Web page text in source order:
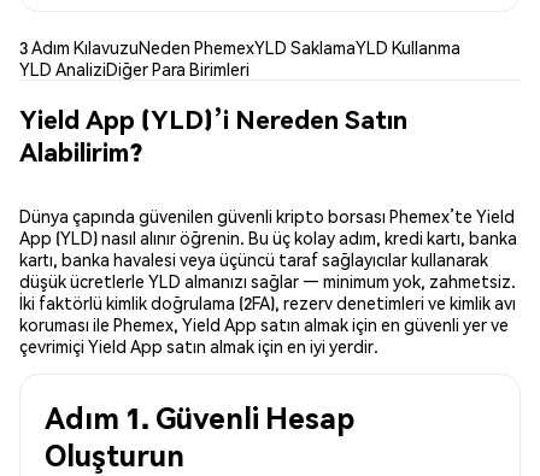
3 Adım KılavuzuNeden PhemexYLD SaklamaYLD Kullanma
YLD AnaliziDiğer Para Birimleri
Yield App (YLD)’i Nereden Satın
Alabilirim?
Dünya çapında güvenilen güvenli kripto borsası Phemex’te Yield
App (YLD) nasıl alınır öğrenin. Bu üç kolay adım, kredi kartı, banka
kartı, banka havalesi veya üçüncü taraf sağlayıcılar kullanarak
düşük ücretlerle YLD almanızı sağlar — minimum yok, zahmetsiz.
İki faktörlü kimlik doğrulama (2FA), rezerv denetimleri ve kimlik avı
koruması ile Phemex, Yield App satın almak için en güvenli yer ve
çevrimiçi Yield App satın almak için en iyi yerdir.
Adım 1. Güvenli Hesap
Oluşturun